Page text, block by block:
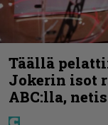
Täällä
Jokerin isot
ABC:lla,